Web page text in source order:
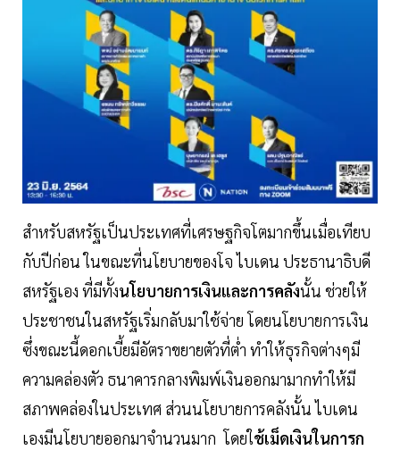
สำหรับสหรัฐเป็นประเทศที่เศรษฐกิจโตมากขึ้นเมื่อเทียบ
กับปีก่อน ในขณะที่นโยบายของโจ ไบเดน ประธานาธิบดี
สหรัฐเอง ที่มีทั้งนโยบายการเงินและการคลังนั้น ช่วยให้
ประชาชนในสหรัฐเริ่มกลับมาใช้จ่าย โดยนโยบายการเงิน
ซึ่งขณะนี้ดอกเบี้ยมีอัตราขยายตัวที่ต่ำ ทำให้ธุรกิจต่างๆมี
ความคล่องตัว ธนาคารกลางพิมพ์เงินออกมามากทำให้มี
สภาพคล่องในประเทศ ส่วนนโยบายการคลังนั้น ไบเดน
เองมีนโยบายออกมาจำนวนมาก โดยใช้เม็ดเงินในการก